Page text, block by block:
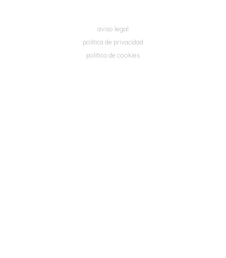
aviso legal
política de privacidad
política de cookies